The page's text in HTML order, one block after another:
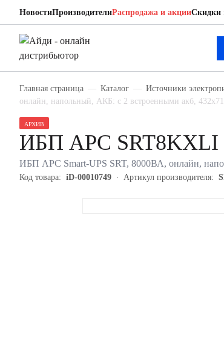
НовостиПроизводителиРаспродажа и акцииСкидки
Главная страница Каталог Источники
онлайн, напольный, АКБ: с 2 встроенными акб,
АРХИВ
ИБП APC SRT8KXLI
ИБП APC Smart-UPS SRT, 8000ВА, онлайн,
Код товара: iD-00010749 Артикул производителя:
APC SRT8KXLI
ИБП